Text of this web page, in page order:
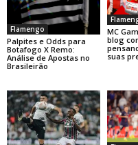
Flamengo
Palpites e Odds para
Botafogo X Remo:
Análise de Apostas no
Brasileirão
MC
blog
suas